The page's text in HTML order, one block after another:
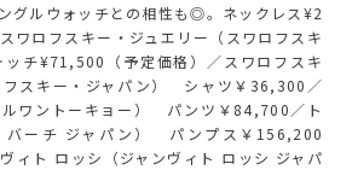
グルウォッチとの相性も◎。ネックレス¥2
ワロフスキー・ジュエリー（スワロフスキ
チ¥71,500（予定価格）／スワロフスキ
フスキー・ジャパン） シャツ￥36,300／
ルワントーキョー） パンツ￥84,700／ト
バーチ ジャパン） パンプス￥156,200
ヴィト ロッシ（ジャンヴィト ロッシ ジャパ